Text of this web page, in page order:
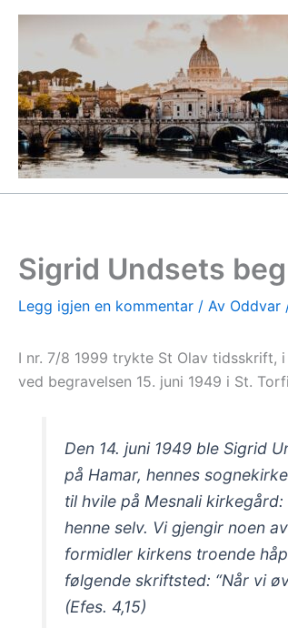
Hopp
innholdet
Sigrid Undsets
Legg igjen en kommentar / Av Oddvar
I nr. 7/8 1999 trykte St Olav tidsskrift,
ved begravelsen 15. juni 1949 i St.
Den 14. juni 1949 ble Sigrid
på Hamar, hennes
til hvile på Mesnali
henne selv. Vi gjengir noen
formidler kirkens troende
følgende skriftsted: “Når vi
(Efes. 4,15)